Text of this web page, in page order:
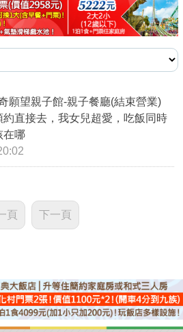
願望親子館-親子餐廳(結束營業)
約直接去，我女兒超愛，吃飯同時
在哪
頁 下一頁